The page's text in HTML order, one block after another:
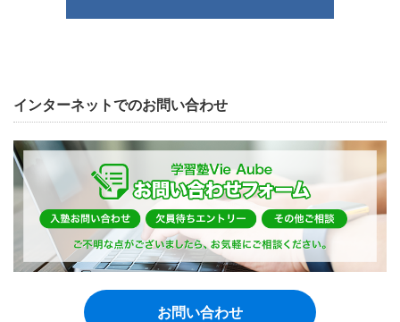
インターネットでのお問い合わせ
お問い合わせ